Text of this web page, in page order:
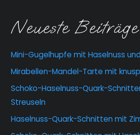
Neueste Beiträge
Mini-Gugelhupfe mit Haselnuss
Mirabellen-Mandel-Tarte mit
Schoko-Haselnuss-Quark-
Streuseln
Haselnuss-Quark-Schnitten mit